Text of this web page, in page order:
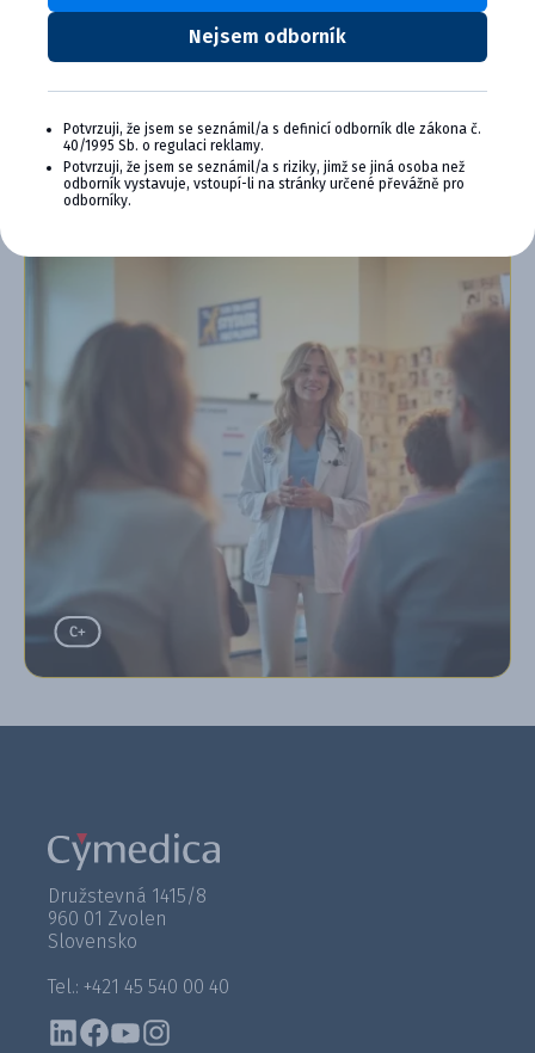
Exkluzívne produkty a služby
Jedinečné bonusy
Špeciálne podujatia, semináre, konferencie,
Chcem sa pripojiť
Ďalšie informácie o programe PLUS
Družstevná 1415/8
960 01 Zvolen
Slovensko
Tel.: +421 45 540 00 40
Nejsem odborník
Potvrzuji, že jsem se seznámil/a s definicí odborník dle zákona č.
40/1995 Sb. o regulaci reklamy.
Potvrzuji, že jsem se seznámil/a s riziky, jimž se jiná osoba než
odborník vystavuje, vstoupí-li na stránky určené převážně pro
odborníky.